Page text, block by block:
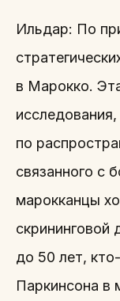
Ильдар: По
в Марокко.
по
связанного с
марокканцы
скрининговой
до 50 лет,
Паркинсона